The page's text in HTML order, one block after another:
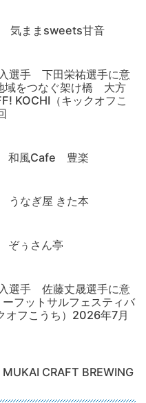
気ままsweets甘音
選手 下田栄祐選手に意
域をつなぐ架け橋 大方
KOCHI（キックオフこ
和風Cafe 豊楽
うなぎ屋 きた本
ぞぅさん亭
選手 佐藤丈晟選手に意
フットサルフェスティバ
オフこうち）2026年7月
CRAFT BREWING